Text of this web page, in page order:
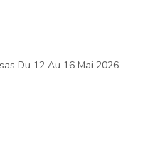
Du 12 Au 16 Mai 2026